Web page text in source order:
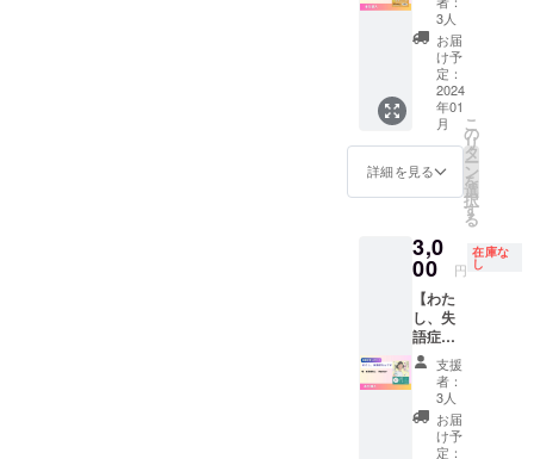
支援を
受けな
がら就
労継続
してい
る合田
さん 起
業、転
職、職
業訓練
様々な
経歴が
ある島
本さん
障害を
隠して
就業、
あまり
に苦し
く告知
した小
川さん
学）取
得
局開局
（https:
//allosa
kakigyo
.jp/entr
eprene
urs/kan
3月 大
阪大学
薬学研
究科博
士課程
修了、
博士
（薬
学）取
得
上の機
能改善
を経験
2015年
より脳
神経外
科病院
務 部署
の管理
などを
管理す
る医療
安全管
理者と
して、
教育や
組織運
営にも
従事す
る。 ２
かりや
すく解
説いた
しま
す。 荒
木雄一
先生
フィー
ル 2006
免許取
得 地域
の中核
病院や
介護老
人保健
施設で
勤務。
理学療
法士と
しては
害があ
るかわ
からな
い人の
心の内
を、想
像して
みたこ
とはあ
み頂き
たいと
す！ 1
月末ま
でに郵
送で送
りま
す。郵
便番
号、ご
された
能力を
活かし
て独自
の方法
を考
え、メ
ンタル
も維持
したが
毎日挑
戦する
ことは
面白
かっ
た！40
年間の
リアル
な生き
様から
人Re
ジョブ
大阪の
出版物
より、
言語聴
覚士西
村紀子
著『言
語聴覚
士のお
です。
発送
は、ク
ラウド
ファン
ディン
グ終了
後とな
りま
す。な
お、こ
のクラ
3人
お届
け予
定：
2024
年01
月
詳細を見る
こ
の
リ
タ
ー
ン
を
選
択
す
る
3,0
00 円
在庫な
し
【わた
し、失
語症な
んで
す】
NPO法
人Re
ジョブ
大阪の
支援
者：
3人
お届
け予
定：